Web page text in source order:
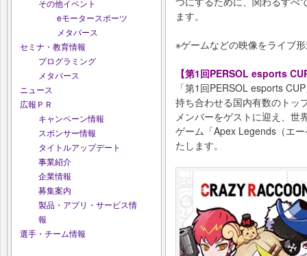
その他イベント
eモータースポーツ
メタバース
セミナ・教育情報
プログラミング
メタバース
ニュース
広報ＰＲ
キャンペーン情報
スポンサー情報
タイトルアップデート
事業紹介
企業情報
募集案内
製品・アプリ・サービス情
報
選手・チーム情報
ます。
※ゲームなどの映像をライブ
【第1回PERSOL esports
「第1回PERSOL esports
持ち合わせる国内有数のトッ
メンバーをゲストに迎え、世
ゲーム「Apex Legends（エ
たします。